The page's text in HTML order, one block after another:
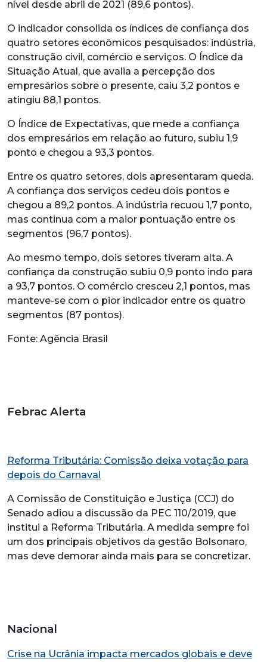
nível desde abril de 2021 (89,6 pontos).
O indicador consolida os índices de confiança dos
quatro setores econômicos pesquisados: indústria,
construção civil, comércio e serviços. O Índice da
Situação Atual, que avalia a percepção dos
empresários sobre o presente, caiu 3,2 pontos e
atingiu 88,1 pontos.
O Índice de Expectativas, que mede a confiança
dos empresários em relação ao futuro, subiu 1,9
ponto e chegou a 93,3 pontos.
Entre os quatro setores, dois apresentaram queda.
A confiança dos serviços cedeu dois pontos e
chegou a 89,2 pontos. A indústria recuou 1,7 ponto,
mas continua com a maior pontuação entre os
segmentos (96,7 pontos).
Ao mesmo tempo, dois setores tiveram alta. A
confiança da construção subiu 0,9 ponto indo para
a 93,7 pontos. O comércio cresceu 2,1 pontos, mas
manteve-se com o pior indicador entre os quatro
segmentos (87 pontos).
Fonte: Agência Brasil
Febrac Alerta
Reforma Tributária: Comissão deixa votação para
depois do Carnaval
A Comissão de Constituição e Justiça (CCJ) do
Senado adiou a discussão da PEC 110/2019, que
institui a Reforma Tributária. A medida sempre foi
um dos principais objetivos da gestão Bolsonaro,
mas deve demorar ainda mais para se concretizar.
Nacional
Crise na Ucrânia impacta mercados globais e deve